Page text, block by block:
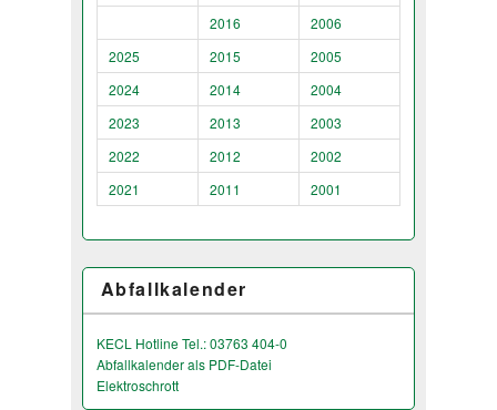
2016
2006
2025
2015
2005
2024
2014
2004
2023
2013
2003
2022
2012
2002
2021
2011 2001
Abfallkalender
KECL Hotline Tel.: 03763 404-0
Abfallkalender als PDF-Datei
Elektroschrott